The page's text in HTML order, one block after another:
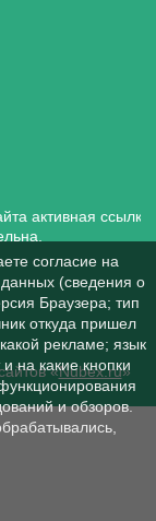
активная ссылка
«Nubex.ru»
согласие на
(сведения о
Браузера; тип
откуда пришел
рекламе; язык
на какие кнопки
и обзоров.